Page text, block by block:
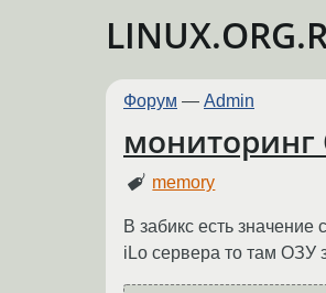
Форум — Admin
мониторинг
memory
В забикс есть
iLo сервера то там ОЗУ